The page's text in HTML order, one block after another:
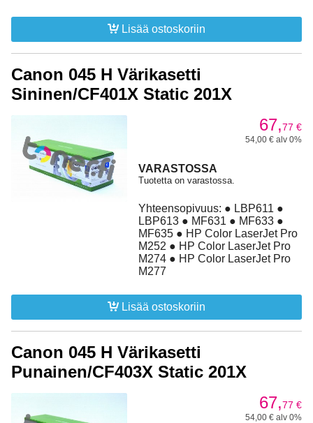
Lisää ostoskoriin
Canon 045 H Värikasetti
Sininen/CF401X Static 201X
67,77 €
54,00 € alv 0%
VARASTOSSA
Tuotetta on varastossa.
Yhteensopivuus: ● LBP611 ●
LBP613 ● MF631 ● MF633 ●
MF635 ● HP Color LaserJet Pro
M252 ● HP Color LaserJet Pro
M274 ● HP Color LaserJet Pro
M277
Lisää ostoskoriin
Canon 045 H Värikasetti
Punainen/CF403X Static 201X
67,77 €
54,00 € alv 0%